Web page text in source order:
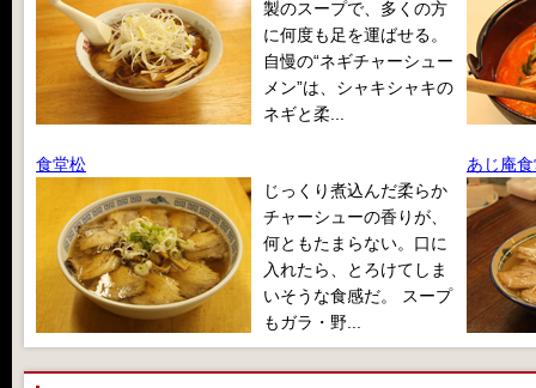
製のスープで、多くの方
に何度も足を運ばせる。
自慢の“ネギチャーシュー
メン”は、シャキシャキの
ネギと柔...
食堂松
じっくり煮込んだ柔らか
チャーシューの香りが、
何ともたまらない。口に
入れたら、とろけてしま
いそうな食感だ。 スープ
もガラ・野...
あじ庵